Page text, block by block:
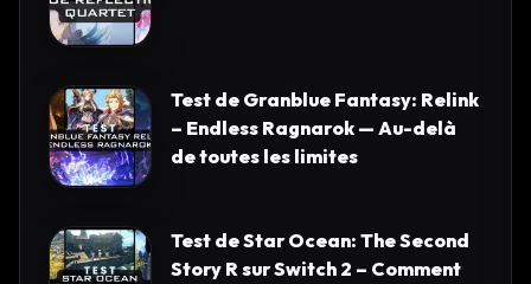
Test de Granblue Fantasy: Relink
– Endless Ragnarok — Au-delà
de toutes les limites
Test de Star Ocean: The Second
Story R sur Switch 2 – Comment